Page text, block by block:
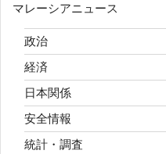
マレーシアニュース
政治
経済
日本関係
安全情報
統計・調査